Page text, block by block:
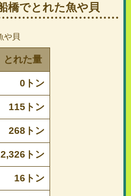
橋でとれた魚や貝
や貝
とれた量
0トン
115トン
268トン
2,326トン
16トン